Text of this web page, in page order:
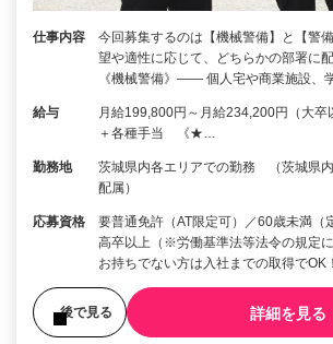
仕事内容
今回募集するのは【機械警備】と【警
望や適性に応じて、どちらかの部署
《機械警備》―― 個人宅や商業施設、
給与
月給199,800円～月給234,200円（大卒
＋各種手当 《★…
勤務地
茨城県内各エリアでの勤務 （茨城県
配属）
応募資格
要普通免許（AT限定可）／60歳未満（
高卒以上（※労働基準法等法令の規定
お持ちでない方は入社までの取得でOK！
後で見る 詳細を見る